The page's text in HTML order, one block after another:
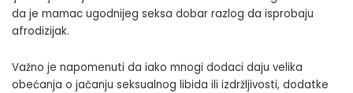
da je mamac ugodnijeg seksa dobar razlog da isprobaju
afrodizijak.
Važno je napomenuti da iako mnogi dodaci daju velika
obećanja o jačanju seksualnog libida ili izdržljivosti, dodatke